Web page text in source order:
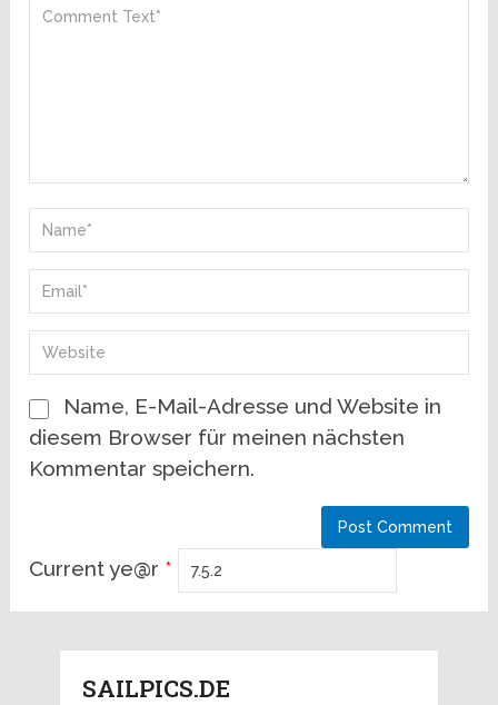
Name, E-Mail-Adresse und Website in
diesem Browser für meinen nächsten
Kommentar speichern.
Current ye@r *
SAILPICS.DE